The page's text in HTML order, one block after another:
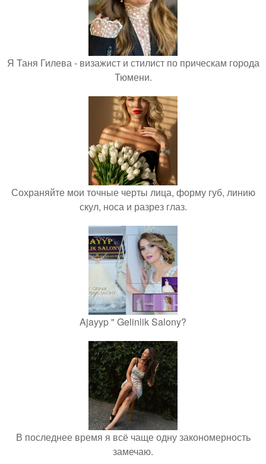
Я Таня Гилева - визажист и стилист по прическам города
Тюмени.
Сохраняйте мои точные черты лица, форму губ, линию
скул, носа и разрез глаз.
Ajayyp " Gelinlik Salony?
В последнее время я всё чаще одну закономерность
замечаю.